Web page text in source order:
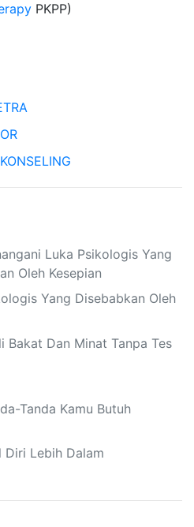
PKPP)
Luka Psikologis Yang
Oleh Kesepian
Yang Disebabkan Oleh
Bakat Dan Minat Tanpa Tes
Tanda Kamu Butuh
Diri Lebih Dalam